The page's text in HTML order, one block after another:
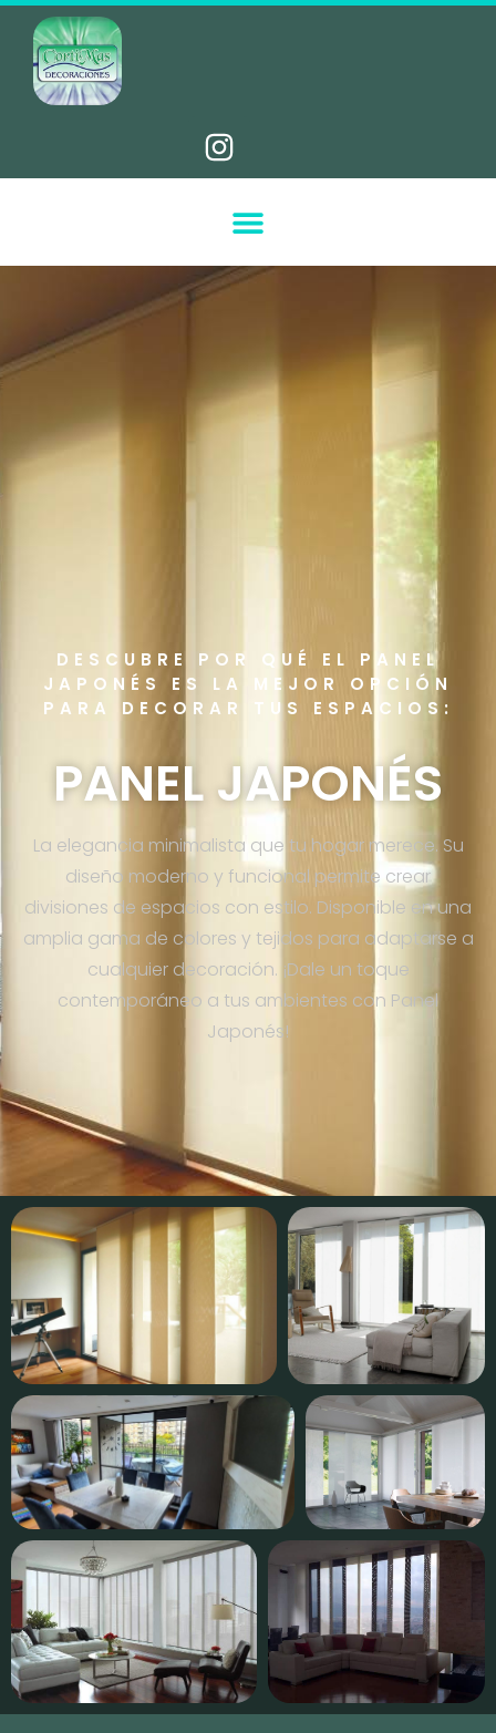
DESCUBRE POR QUÉ EL PANEL
JAPONÉS ES LA MEJOR OPCIÓN
PARA DECORAR TUS ESPACIOS:
PANEL JAPONÉS
La elegancia minimalista que tu hogar merece. Su
diseño moderno y funcional permite crear
divisiones de espacios con estilo. Disponible en una
amplia gama de colores y tejidos para adaptarse a
cualquier decoración. ¡Dale un toque
contemporáneo a tus ambientes con Panel
Japonés!